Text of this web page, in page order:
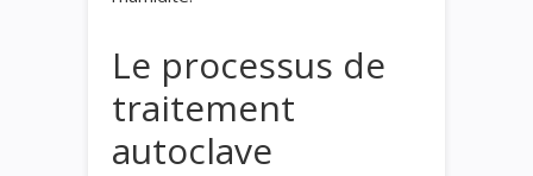
Le processus de
traitement
autoclave